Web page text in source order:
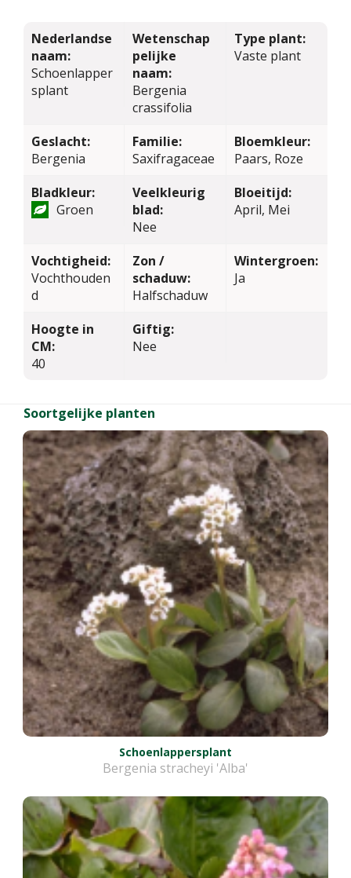
Nederlandse
naam:
Schoenlapper
splant
Wetenschap
pelijke
naam:
Bergenia
crassifolia
Type plant:
Vaste plant
Geslacht:
Bergenia
Familie:
Saxifragaceae
Bloemkleur:
Paars, Roze
Bladkleur:
Groen
Veelkleurig
blad:
Nee
Bloeitijd:
April, Mei
Vochtigheid:
Vochthouden
d
Zon /
schaduw:
Halfschaduw
Wintergroen:
Ja
Hoogte in
CM:
40
Giftig:
Nee
Soortgelijke planten
Schoenlappersplant
Bergenia stracheyi 'Alba'